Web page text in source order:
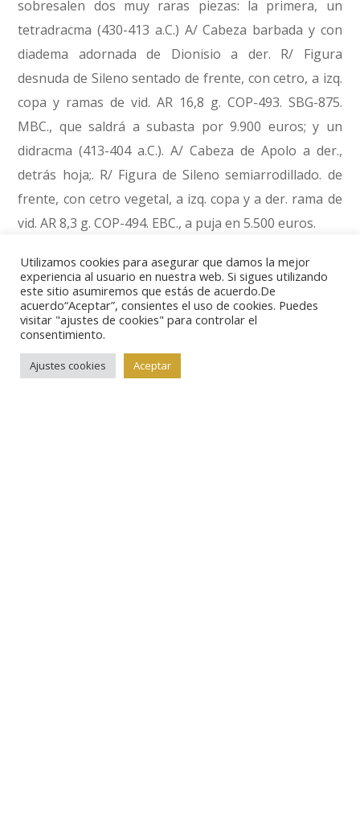
sobresalen dos muy raras piezas: la primera, un
tetradracma (430-413 a.C.) A/ Cabeza barbada y con
diadema adornada de Dionisio a der. R/ Figura
desnuda de Sileno sentado de frente, con cetro, a izq.
copa y ramas de vid. AR 16,8 g. COP-493. SBG-875.
MBC., que saldrá a subasta por 9.900 euros; y un
didracma (413-404 a.C.). A/ Cabeza de Apolo a der.,
detrás hoja;. R/ Figura de Sileno semiarrodillado. de
frente, con cetro vegetal, a izq. copa y a der. rama de
vid. AR 8,3 g. COP-494. EBC., a puja en 5.500 euros.
De Koson, en la Tracia, nos llega esta estátera del
siglo I a.C. A/ Cónsul romano acompañado de dos
Utilizamos cookies para asegurar que damos la mejor
experiencia al usuario en nuestra web. Si sigues utilizando
este sitio asumiremos que estás de acuerdo.De
acuerdo“Aceptar”, consientes el uso de cookies. Puedes
visitar "ajustes de cookies" para controlar el
consentimiento.
Ajustes cookies Aceptar